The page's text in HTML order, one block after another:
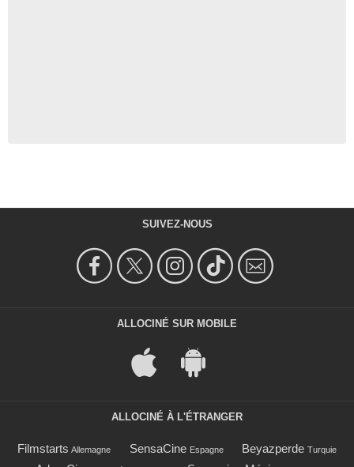
SUIVEZ-NOUS
ALLOCINÉ SUR MOBILE
ALLOCINÉ À L'ÉTRANGER
Filmstarts Allemagne SensaCine Espagne Beyazperde Turquie